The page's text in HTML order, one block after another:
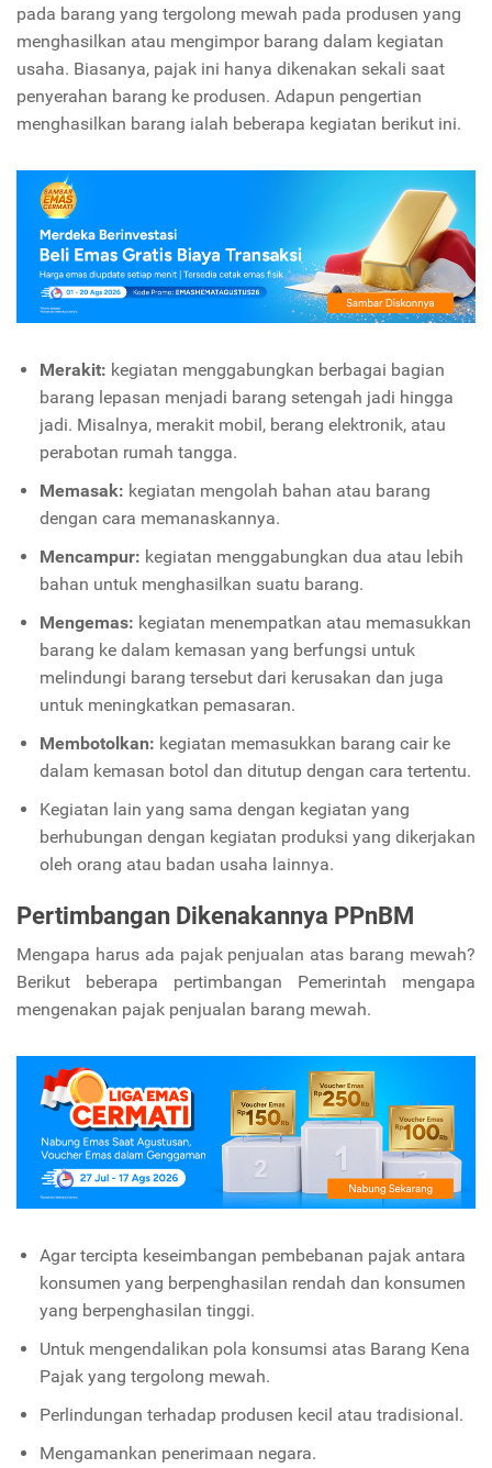
pada barang yang tergolong mewah pada produsen yang
menghasilkan atau mengimpor barang dalam kegiatan
usaha. Biasanya, pajak ini hanya dikenakan sekali saat
penyerahan barang ke produsen. Adapun pengertian
menghasilkan barang ialah beberapa kegiatan berikut ini.
Merakit: kegiatan menggabungkan berbagai bagian
barang lepasan menjadi barang setengah jadi hingga
jadi. Misalnya, merakit mobil, berang elektronik, atau
perabotan rumah tangga.
Memasak: kegiatan mengolah bahan atau barang
dengan cara memanaskannya.
Mencampur: kegiatan menggabungkan dua atau lebih
bahan untuk menghasilkan suatu barang.
Mengemas: kegiatan menempatkan atau memasukkan
barang ke dalam kemasan yang berfungsi untuk
melindungi barang tersebut dari kerusakan dan juga
untuk meningkatkan pemasaran.
Membotolkan: kegiatan memasukkan barang cair ke
dalam kemasan botol dan ditutup dengan cara tertentu.
Kegiatan lain yang sama dengan kegiatan yang
berhubungan dengan kegiatan produksi yang dikerjakan
oleh orang atau badan usaha lainnya.
Pertimbangan Dikenakannya PPnBM
Mengapa harus ada pajak penjualan atas barang mewah?
Berikut beberapa pertimbangan Pemerintah mengapa
mengenakan pajak penjualan barang mewah.
Agar tercipta keseimbangan pembebanan pajak antara
konsumen yang berpenghasilan rendah dan konsumen
yang berpenghasilan tinggi.
Untuk mengendalikan pola konsumsi atas Barang Kena
Pajak yang tergolong mewah.
Perlindungan terhadap produsen kecil atau tradisional.
Mengamankan penerimaan negara.